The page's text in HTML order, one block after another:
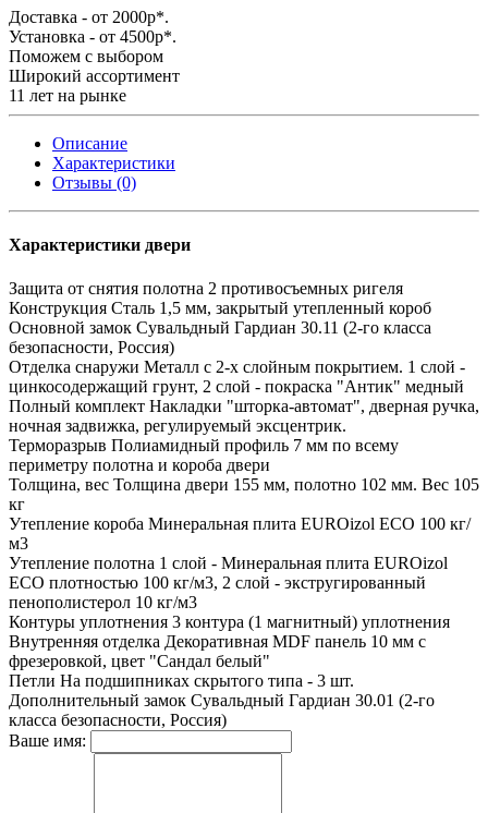
Доставка - от 2000р*.
Установка - от 4500р*.
Поможем с выбором
Широкий ассортимент
11 лет на рынке
Описание
Характеристики
Отзывы (0)
Характеристики двери
Защита от снятия полотна 2 противосъемных ригеля
Конструкция Сталь 1,5 мм, закрытый утепленный короб
Основной замок Сувальдный Гардиан 30.11 (2-го класса
безопасности, Россия)
Отделка снаружи Металл с 2-х слойным покрытием. 1 слой -
цинкосодержащий грунт, 2 слой - покраска "Антик" медный
Полный комплект Накладки "шторка-автомат", дверная ручка,
ночная задвижка, регулируемый эксцентрик.
Терморазрыв Полиамидный профиль 7 мм по всему
периметру полотна и короба двери
Толщина, вес Толщина двери 155 мм, полотно 102 мм. Вес 105
кг
Утепление короба Минеральная плита EUROizol ECO 100 кг/
м3
Утепление полотна 1 слой - Минеральная плита EUROizol
ECO плотностью 100 кг/м3, 2 слой - экстругированный
пенополистерол 10 кг/м3
Контуры уплотнения 3 контура (1 магнитный) уплотнения
Внутренняя отделка Декоративная MDF панель 10 мм с
фрезеровкой, цвет "Сандал белый"
Петли На подшипниках скрытого типа - 3 шт.
Дополнительный замок Сувальдный Гардиан 30.01 (2-го
класса безопасности, Россия)
Ваше имя: